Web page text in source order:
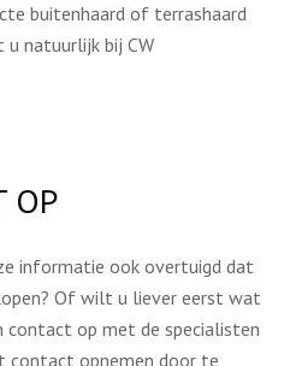
buitenhaard of terrashaard
natuurlijk bij CW
OP
informatie ook overtuigd dat
Of wilt u liever eerst wat
contact op met de specialisten
contact opnemen door te